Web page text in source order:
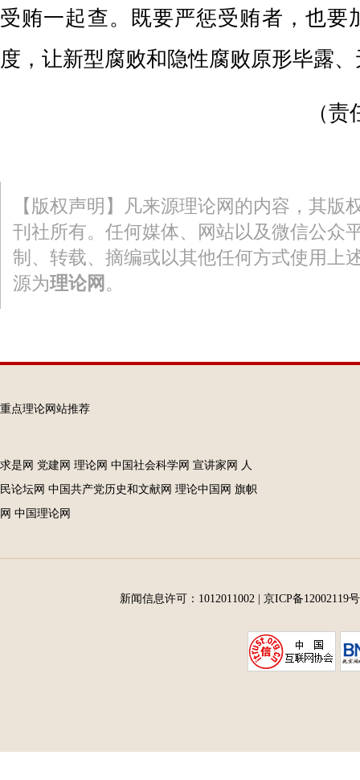
受贿一起查。既要严惩受贿者，也要
度 ，让新型腐败和隐性腐败原形毕露
（责
【版权声明】凡来源理论网的内容，其版
刊社所有。任何媒体、网站以及微信公众
制、转载、摘编或以其他任何方式使用上
源为理论网 。
重点理论网站推荐
求是网 党建网 理论网 中国社会科学网 宣讲家网 人
民论坛网 中国共产党历史和文献网 理论中国网 旗帜
网 中国理论网
新闻信息许可：1012011002 京ICP备12002119号